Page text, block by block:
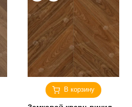
В корзину